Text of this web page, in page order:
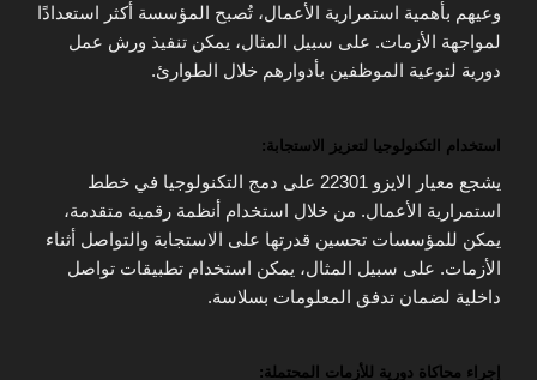
وعيهم بأهمية استمرارية الأعمال، تُصبح المؤسسة أكثر استعدادًا
لمواجهة الأزمات. على سبيل المثال، يمكن تنفيذ ورش عمل
دورية لتوعية الموظفين بأدوارهم خلال الطوارئ.
استخدام التكنولوجيا لتعزيز الاستجابة:
يشجع معيار الايزو 22301 على دمج التكنولوجيا في خطط
استمرارية الأعمال. من خلال استخدام أنظمة رقمية متقدمة،
يمكن للمؤسسات تحسين قدرتها على الاستجابة والتواصل أثناء
الأزمات. على سبيل المثال، يمكن استخدام تطبيقات تواصل
داخلية لضمان تدفق المعلومات بسلاسة.
إجراء محاكاة دورية للأزمات المحتملة: